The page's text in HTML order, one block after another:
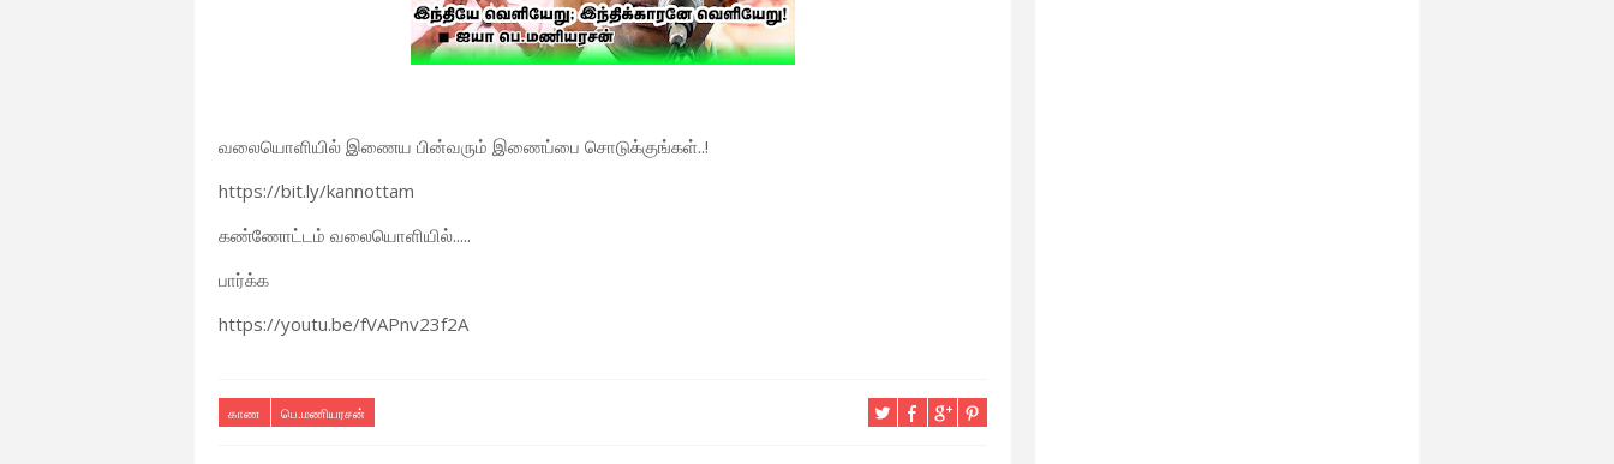
வலையொளியில் இணைய பின்வரும் இணைப்பை சொடுக்குங்கள்..!
https://bit.ly/kannottam
கண்ணோட்டம் வலையொளியில்.....
பார்க்க
https://youtu.be/fVAPnv23f2A
காண பெ.மணியரசன்